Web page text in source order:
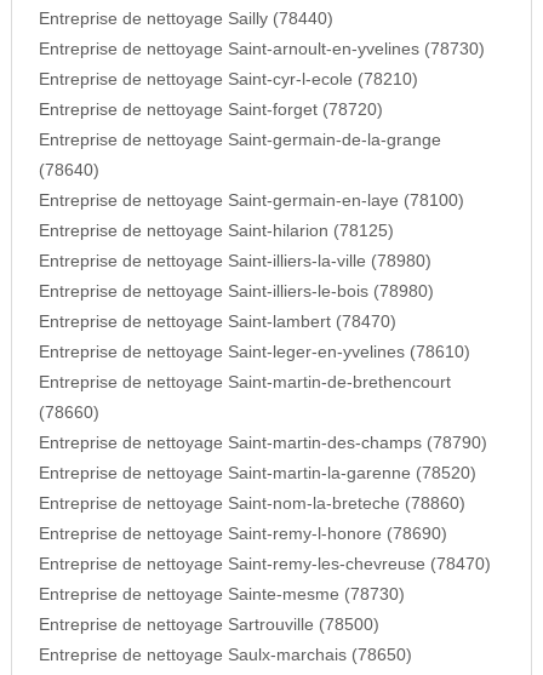
Entreprise de nettoyage Sailly (78440)
Entreprise de nettoyage Saint-arnoult-en-yvelines (78730)
Entreprise de nettoyage Saint-cyr-l-ecole (78210)
Entreprise de nettoyage Saint-forget (78720)
Entreprise de nettoyage Saint-germain-de-la-grange
(78640)
Entreprise de nettoyage Saint-germain-en-laye (78100)
Entreprise de nettoyage Saint-hilarion (78125)
Entreprise de nettoyage Saint-illiers-la-ville (78980)
Entreprise de nettoyage Saint-illiers-le-bois (78980)
Entreprise de nettoyage Saint-lambert (78470)
Entreprise de nettoyage Saint-leger-en-yvelines (78610)
Entreprise de nettoyage Saint-martin-de-brethencourt
(78660)
Entreprise de nettoyage Saint-martin-des-champs (78790)
Entreprise de nettoyage Saint-martin-la-garenne (78520)
Entreprise de nettoyage Saint-nom-la-breteche (78860)
Entreprise de nettoyage Saint-remy-l-honore (78690)
Entreprise de nettoyage Saint-remy-les-chevreuse (78470)
Entreprise de nettoyage Sainte-mesme (78730)
Entreprise de nettoyage Sartrouville (78500)
Entreprise de nettoyage Saulx-marchais (78650)